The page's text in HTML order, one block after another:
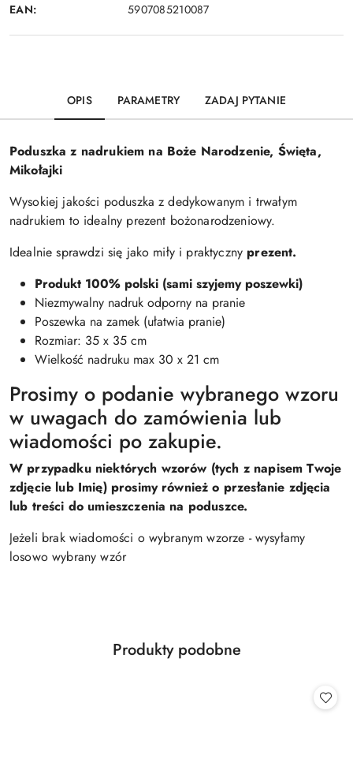
EAN: 5907085210087
OPIS PARAMETRY ZADAJ PYTANIE
Poduszka z nadrukiem na Boże Narodzenie, Święta,
Mikołajki
Wysokiej jakości poduszka z dedykowanym i trwałym
nadrukiem to idealny prezent bożonarodzeniowy.
Idealnie sprawdzi się jako miły i praktyczny prezent.
Produkt 100% polski (sami szyjemy poszewki)
Niezmywalny nadruk odporny na pranie
Poszewka na zamek (ułatwia pranie)
Rozmiar: 35 x 35 cm
Wielkość nadruku max 30 x 21 cm
Prosimy o podanie wybranego wzoru
w uwagach do zamówienia lub
wiadomości po zakupie.
W przypadku niektórych wzorów (tych z napisem Twoje
zdjęcie lub Imię) prosimy również o przesłanie zdjęcia
lub treści do umieszczenia na poduszce.
Jeżeli brak wiadomości o wybranym wzorze - wysyłamy
losowo wybrany wzór
Pomiń karuzelę produktów
Produkty
Produkty podobne